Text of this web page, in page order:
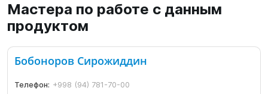
Мастера по работе с данным
продуктом
Бобоноров Сирожиддин
Телефон: +998 (94) 781-70-00